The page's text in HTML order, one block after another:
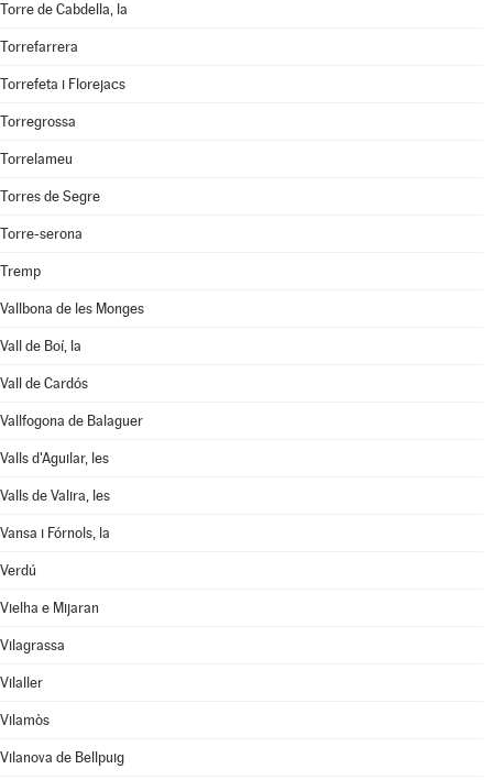
Torre de Cabdella, la
Torrefarrera
Torrefeta i Florejacs
Torregrossa
Torrelameu
Torres de Segre
Torre-serona
Tremp
Vallbona de les Monges
Vall de Boí, la
Vall de Cardós
Vallfogona de Balaguer
Valls d'Aguilar, les
Valls de Valira, les
Vansa i Fórnols, la
Verdú
Vielha e Mijaran
Vilagrassa
Vilaller
Vilamòs
Vilanova de Bellpuig